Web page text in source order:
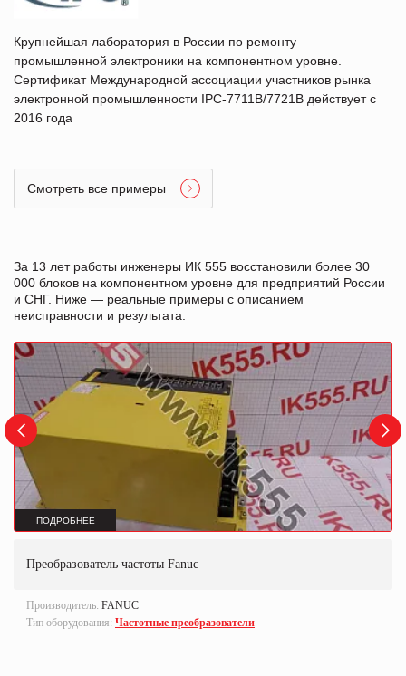
Крупнейшая лаборатория в России по ремонту
промышленной электроники на компонентном уровне.
Сертификат Международной ассоциации участников рынка
электронной промышленности IPC-7711B/7721B действует с
2016 года
Смотреть все примеры
За 13 лет работы инженеры ИК 555 восстановили более 30
000 блоков на компонентном уровне для предприятий России
и СНГ. Ниже — реальные примеры с описанием
неисправности и результата.
ПОДРОБНЕЕ
Преобразователь частоты Fanuc
Производитель: FANUC
Тип оборудования: Частотные преобразователи